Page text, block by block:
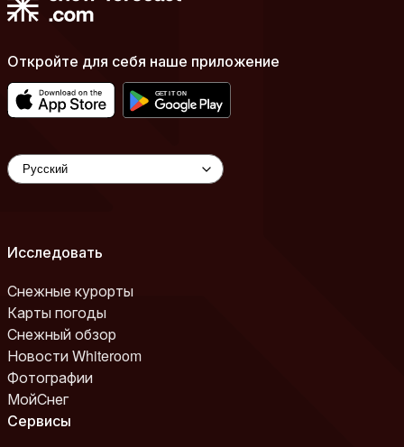
Откройте для себя наше приложение
Исследовать
Снежные курорты
Карты погоды
Снежный обзор
Новости Whiteroom
Фотографии
МойСнег
Сервисы